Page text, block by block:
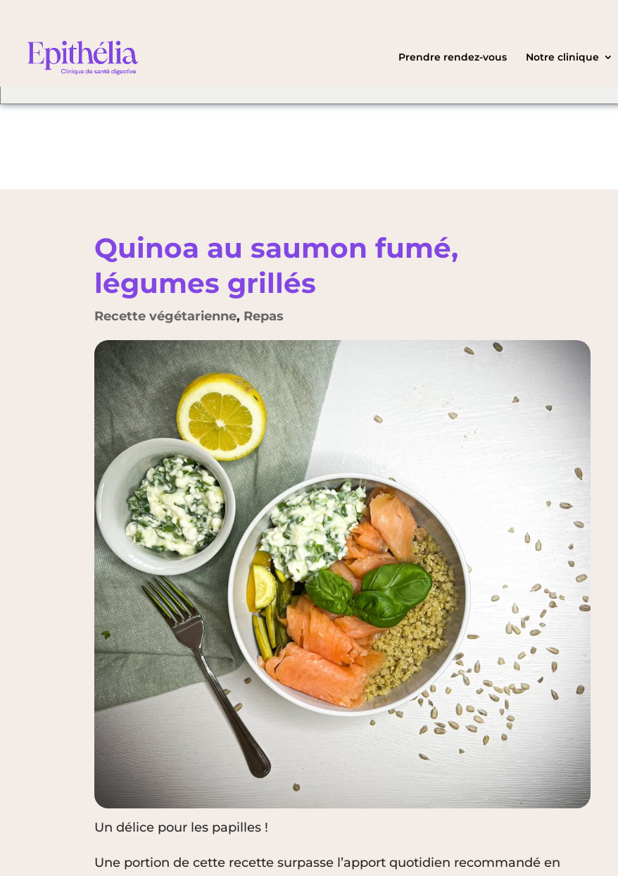
English
Prendre rendez-vous Notre clinique
Quinoa au saumon fumé,
légumes grillés
Recette végétarienne, Repas
Un délice pour les papilles !
Une portion de cette recette surpasse l’apport quotidien recommandé en